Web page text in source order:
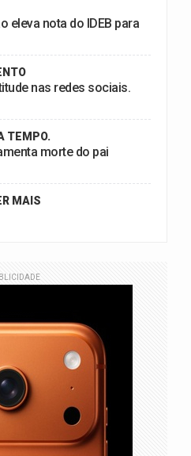
eleva nota do IDEB para
nas redes sociais.
TEMPO.
morte do pai
MAIS